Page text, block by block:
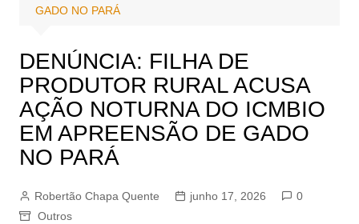
GADO NO PARÁ
DENÚNCIA: FILHA DE
PRODUTOR RURAL ACUSA
AÇÃO NOTURNA DO ICMBIO
EM APREENSÃO DE GADO
NO PARÁ
Robertão Chapa Quente junho 17, 2026
0
Outros